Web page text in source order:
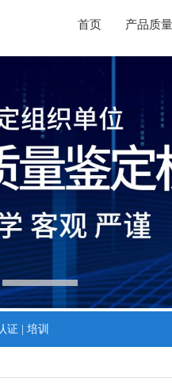
首页 产品质
证 培训